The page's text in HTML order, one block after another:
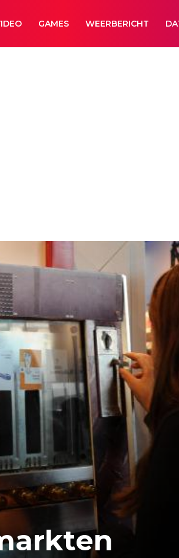
GAMES WEERBERICHT